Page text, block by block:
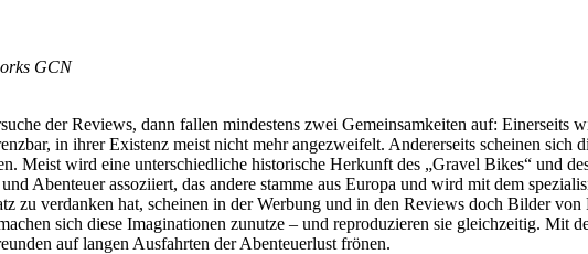
GCN
der Reviews, dann fallen mindestens zwei Gemeinsamkeiten auf: Einerseits
in ihrer Existenz meist nicht mehr angezweifelt. Andererseits scheinen sich
Meist wird eine unterschiedliche historische Herkunft des „Gravel Bikes“ und
Abenteuer assoziiert, das andere stamme aus Europa und wird mit dem
zu verdanken hat, scheinen in der Werbung und in den Reviews doch Bilder
sich diese Imaginationen zunutze – und reproduzieren sie gleichzeitig. Mit
auf langen Ausfahrten der Abenteuerlust frönen.